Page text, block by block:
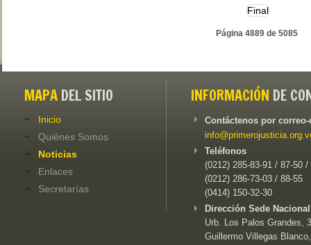
Final
Página 4889 de 5085
MAPA DEL SITIO
Inicio
Quiénes Somos
Noticias
Enlaces
Secretarías
INFORMACIÓN DE
Contáctenos por
Teléfonos
(0212) 285-83-91 / 87-50 /
(0212) 286-73-03 / 88-55
(0414) 150-32-30
Dirección Sede
Urb. Los Palos Grandes,
Guillermo Villegas